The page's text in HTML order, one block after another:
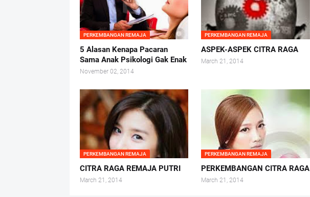
PERKEMBANGAN REMAJA
5 Alasan Kenapa Pacaran
Sama Anak Psikologi Gak Enak
November 02, 2014
PERKEMBANGAN REMAJA
ASPEK-ASPEK CITRA RAGA
March 21, 2014
PERKEMBANGAN REMAJA
CITRA RAGA REMAJA PUTRI
March 21, 2014
PERKEMBANGAN REMAJA
PERKEMBANGAN CITRA RAGA
March 21, 2014